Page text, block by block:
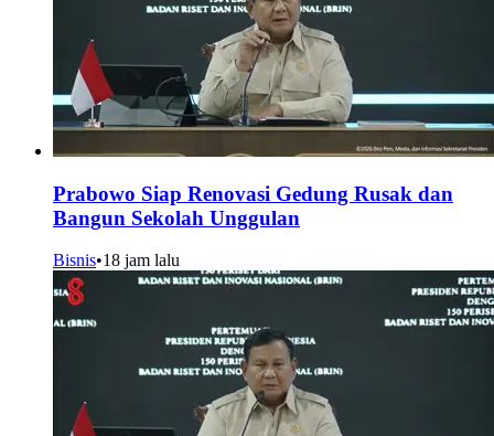
Prabowo Siap Renovasi Gedung Rusak dan
Bangun Sekolah Unggulan
Bisnis•18 jam lalu